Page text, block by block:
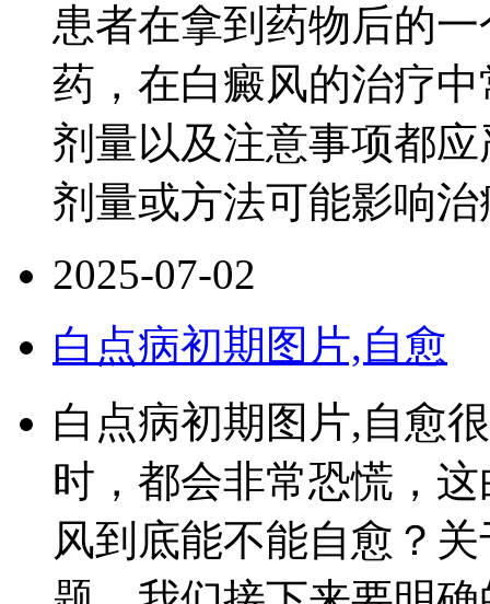
患者在拿到药物后的
药，在白癜风的治疗
剂量以及注意事项都
剂量或方法可能影响
2025-07-02
白点病初期图片,自愈
白点病初期图片,自愈
时，都会非常恐慌，
风到底能不能自愈？